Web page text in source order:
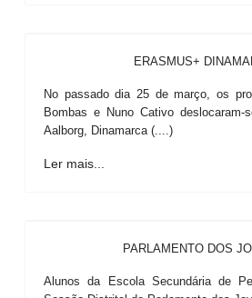
ERASMUS+
No passado dia 25 de março, os
Bombas e Nuno Cativo
Aalborg, Dinamarca (....)
Ler mais...
PARLAMENTO DOS
Alunos da Escola Secundária de